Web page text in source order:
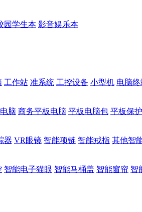
园学生本 影音娱乐本
工作站 准系统 工控设备 小型机 电脑
脑 商务平板电脑 平板电脑包 平板保
器 VR眼镜 智能项链 智能戒指 其他智
智能电子猫眼 智能马桶盖 智能窗帘 智